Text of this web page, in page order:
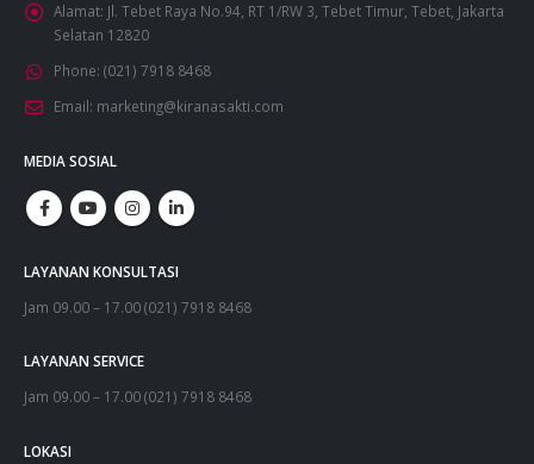
Alamat: Jl. Tebet Raya No.94, RT 1/RW 3, Tebet Timur, Tebet, Jakarta
Selatan 12820
Phone: (021) 7918 8468
Email: marketing@kiranasakti.com
MEDIA SOSIAL
LAYANAN KONSULTASI
Jam 09.00 – 17.00 (021) 7918 8468
LAYANAN SERVICE
Jam 09.00 – 17.00 (021) 7918 8468
LOKASI